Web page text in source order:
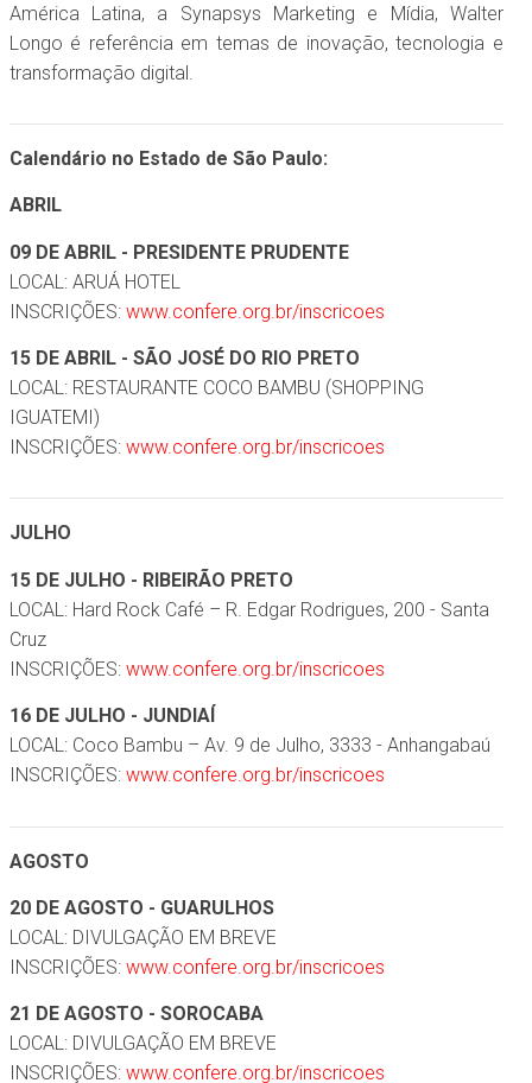
América Latina, a Synapsys Marketing e Mídia, Walter
Longo é referência em temas de inovação, tecnologia e
transformação digital.
Calendário no Estado de São Paulo:
ABRIL
09 DE ABRIL - PRESIDENTE PRUDENTE
LOCAL: ARUÁ HOTEL
INSCRIÇÕES: www.confere.org.br/inscricoes
15 DE ABRIL - SÃO JOSÉ DO RIO PRETO
LOCAL: RESTAURANTE COCO BAMBU (SHOPPING
IGUATEMI)
INSCRIÇÕES: www.confere.org.br/inscricoes
JULHO
15 DE JULHO - RIBEIRÃO PRETO
LOCAL: Hard Rock Café – R. Edgar Rodrigues, 200 - Santa
Cruz
INSCRIÇÕES: www.confere.org.br/inscricoes
16 DE JULHO - JUNDIAÍ
LOCAL: Coco Bambu – Av. 9 de Julho, 3333 - Anhangabaú
INSCRIÇÕES: www.confere.org.br/inscricoes
AGOSTO
20 DE AGOSTO - GUARULHOS
LOCAL: DIVULGAÇÃO EM BREVE
INSCRIÇÕES: www.confere.org.br/inscricoes
21 DE AGOSTO - SOROCABA
LOCAL: DIVULGAÇÃO EM BREVE
INSCRIÇÕES: www.confere.org.br/inscricoes